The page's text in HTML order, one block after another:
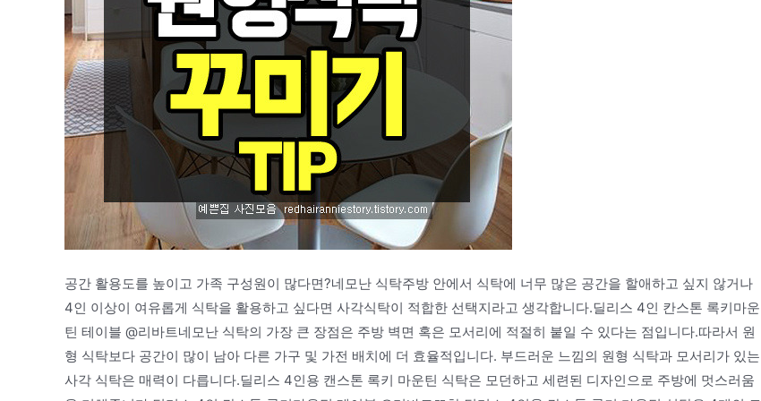
공간 활용도를 높이고 가족 구성원이 많다면?네모난 식탁주방 안에서 식탁에 너무 많은 공간을 할애하고 싶지 않거나
4인 이상이 여유롭게 식탁을 활용하고 싶다면 사각식탁이 적합한 선택지라고 생각합니다.딜리스 4인 칸스톤 록키마운
틴 테이블 @리바트네모난 식탁의 가장 큰 장점은 주방 벽면 혹은 모서리에 적절히 붙일 수 있다는 점입니다.따라서 원
형 식탁보다 공간이 많이 남아 다른 가구 및 가전 배치에 더 효율적입니다. 부드러운 느낌의 원형 식탁과 모서리가 있는
사각 식탁은 매력이 다릅니다.딜리스 4인용 캔스톤 록키 마운틴 식탁은 모던하고 세련된 디자인으로 주방에 멋스러움